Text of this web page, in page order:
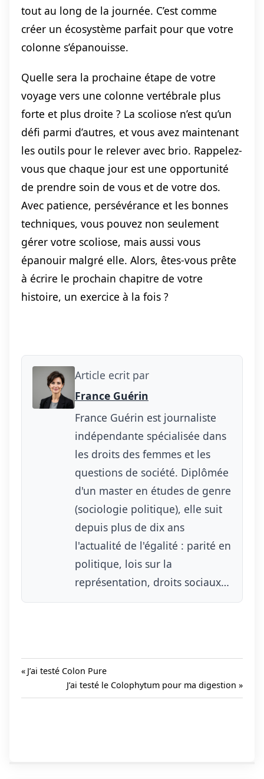
tout au long de la journée. C’est comme
créer un écosystème parfait pour que votre
colonne s’épanouisse.
Quelle sera la prochaine étape de votre
voyage vers une colonne vertébrale plus
forte et plus droite ? La scoliose n’est qu’un
défi parmi d’autres, et vous avez maintenant
les outils pour le relever avec brio. Rappelez-
vous que chaque jour est une opportunité
de prendre soin de vous et de votre dos.
Avec patience, persévérance et les bonnes
techniques, vous pouvez non seulement
gérer votre scoliose, mais aussi vous
épanouir malgré elle. Alors, êtes-vous prête
à écrire le prochain chapitre de votre
histoire, un exercice à la fois ?
Article ecrit par
France Guérin
France Guérin est journaliste
indépendante spécialisée dans
les droits des femmes et les
questions de société. Diplômée
d'un master en études de genre
(sociologie politique), elle suit
depuis plus de dix ans
l'actualité de l'égalité : parité en
politique, lois sur la
représentation, droits sociaux…
Navigation
Previous
J’ai testé Colon Pure
Next
Post:
J’ai testé le Colophytum pour ma digestion